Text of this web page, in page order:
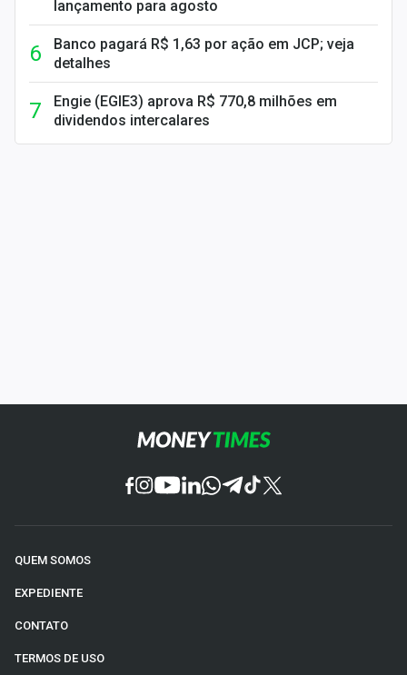
lançamento para agosto
Banco pagará R$ 1,63 por ação em JCP; veja
detalhes
Engie (EGIE3) aprova R$ 770,8 milhões em
dividendos intercalares
QUEM SOMOS
EXPEDIENTE
CONTATO
TERMOS DE USO